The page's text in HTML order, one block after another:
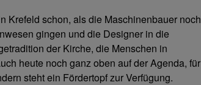
Krefeld schon, als die Maschinenbauer noch
gingen und die Designer in die
der Kirche, die Menschen in
heute noch ganz oben auf der Agenda, für
steht ein Fördertopf zur Verfügung.